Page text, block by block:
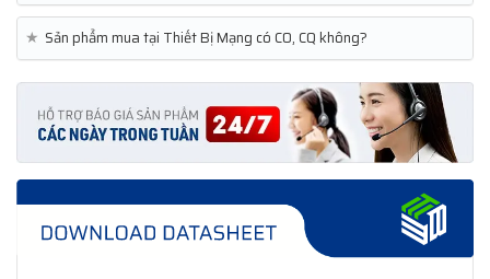
★ Sản phẩm mua tại Thiết Bị Mạng có CO, CQ không?